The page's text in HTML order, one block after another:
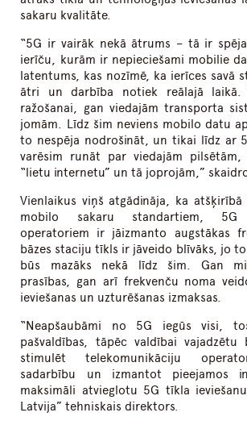
sakaru kvalitāte.
“5G ir vairāk nekā ātrums – tā ir
ierīču, kurām ir nepieciešami mobilie
latentums, kas nozīmē, ka ierīces savā
ātri un darbība notiek reālajā laikā.
ražošanai, gan viedajām transporta
jomām. Līdz šim neviens mobilo datu
to nespēja nodrošināt, un tikai līdz ar
varēsim runāt par viedajām pilsētām,
“lietu internetu” un tā joprojām,”
Vienlaikus viņš atgādināja, ka atšķirībā
mobilo sakaru standartiem, 5G
operatoriem ir jāizmanto augstākas
bāzes staciju tīkls ir jāveido blīvāks, jo
būs mazāks nekā līdz šim. Gan
prasības, gan arī frekvenču noma
ieviešanas un uzturēšanas izmaksas.
“Neapšaubāmi no 5G iegūs visi,
pašvaldības, tāpēc valdībai vajadzētu
stimulēt telekomunikāciju
sadarbību un izmantot pieejamos
maksimāli atvieglotu 5G tīkla
Latvija” tehniskais direktors.